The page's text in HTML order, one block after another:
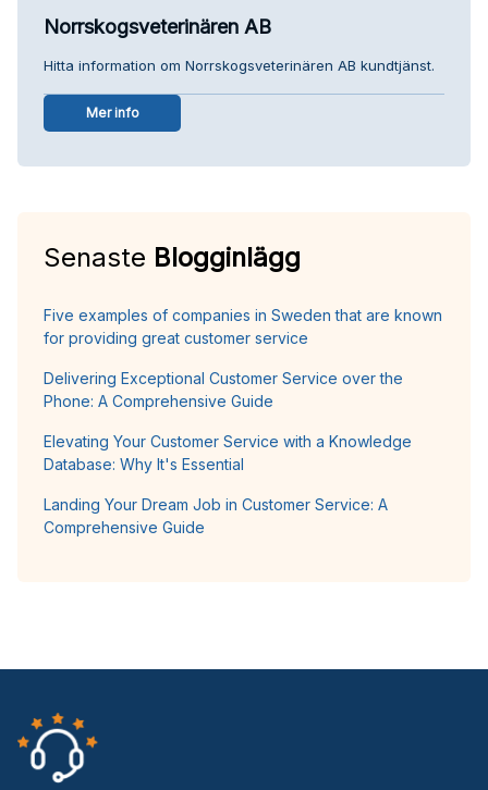
Norrskogsveterinären AB
Hitta information om Norrskogsveterinären AB kundtjänst.
Mer info
Senaste Blogginlägg
Five examples of companies in Sweden that are known
for providing great customer service
Delivering Exceptional Customer Service over the
Phone: A Comprehensive Guide
Elevating Your Customer Service with a Knowledge
Database: Why It's Essential
Landing Your Dream Job in Customer Service: A
Comprehensive Guide